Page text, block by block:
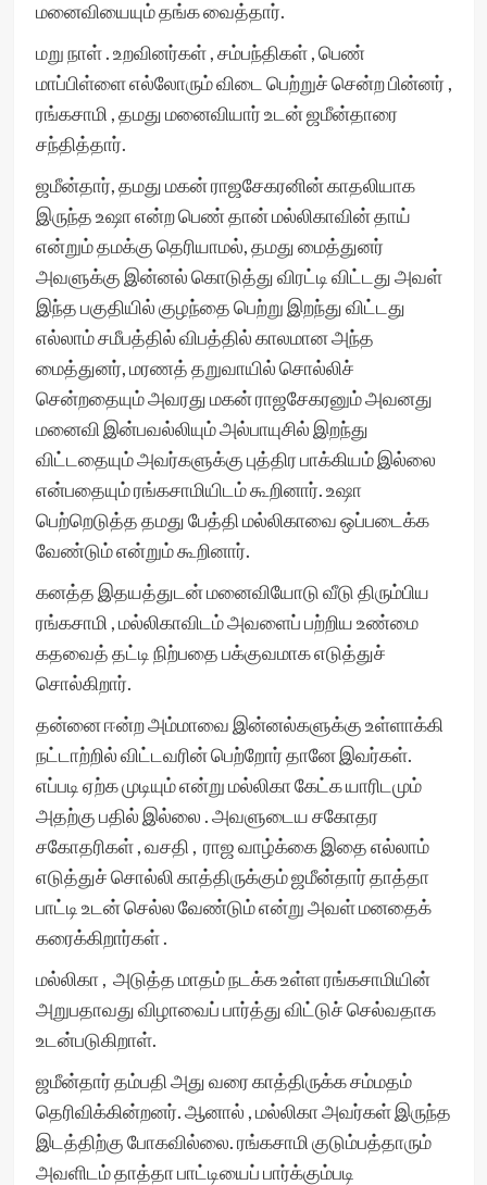
மனைவியையும் தங்க வைத்தார்.
மறு நாள் . உறவினர்கள் , சம்பந்திகள் , பெண்
மாப்பிள்ளை எல்லோரும் விடை பெற்றுச் சென்ற பின்னர் ,
ரங்கசாமி , தமது மனைவியார் உடன் ஜமீன்தாரை
சந்தித்தார்.
ஜமீன்தார், தமது மகன் ராஜசேகரனின் காதலியாக
இருந்த உஷா என்ற பெண் தான் மல்லிகாவின் தாய்
என்றும் தமக்கு தெரியாமல், தமது மைத்துனர்
அவளுக்கு இன்னல் கொடுத்து விரட்டி விட்டது அவள்
இந்த பகுதியில் குழந்தை பெற்று இறந்து விட்டது
எல்லாம் சமீபத்தில் விபத்தில் காலமான அந்த
மைத்துனர், மரணத் தறுவாயில் சொல்லிச்
சென்றதையும் அவரது மகன் ராஜசேகரனும் அவனது
மனைவி இன்பவல்லியும் அல்பாயுசில் இறந்து
விட்டதையும் அவர்களுக்கு புத்திர பாக்கியம் இல்லை
என்பதையும் ரங்கசாமியிடம் கூறினார். உஷா
பெற்றெடுத்த தமது பேத்தி மல்லிகாவை ஒப்படைக்க
வேண்டும் என்றும் கூறினார்.
கனத்த இதயத்துடன் மனைவியோடு வீடு திரும்பிய
ரங்கசாமி , மல்லிகாவிடம் அவளைப் பற்றிய உண்மை
கதவைத் தட்டி நிற்பதை பக்குவமாக எடுத்துச்
சொல்கிறார்.
தன்னை ஈன்ற அம்மாவை இன்னல்களுக்கு உள்ளாக்கி
நட்டாற்றில் விட்டவரின் பெற்றோர் தானே இவர்கள்.
எப்படி ஏற்க முடியும் என்று மல்லிகா கேட்க யாரிடமும்
அதற்கு பதில் இல்லை . அவளுடைய சகோதர
சகோதரிகள் , வசதி , ராஜ வாழ்க்கை இதை எல்லாம்
எடுத்துச் சொல்லி காத்திருக்கும் ஜமீன்தார் தாத்தா
பாட்டி உடன் செல்ல வேண்டும் என்று அவள் மனதைக்
கரைக்கிறார்கள் .
மல்லிகா , அடுத்த மாதம் நடக்க உள்ள ரங்கசாமியின்
அறுபதாவது விழாவைப் பார்த்து விட்டுச் செல்வதாக
உடன்படுகிறாள்.
ஜமீன்தார் தம்பதி அது வரை காத்திருக்க சம்மதம்
தெரிவிக்கின்றனர். ஆனால் , மல்லிகா அவர்கள் இருந்த
இடத்திற்கு போகவில்லை. ரங்கசாமி குடும்பத்தாரும்
அவளிடம் தாத்தா பாட்டியைப் பார்க்கும்படி